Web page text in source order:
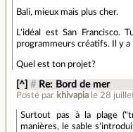
Bali, mieux mais plus cher.
L'idéal est San Francisco.
programmeurs créatifs. Il y a
Quel est ton projet?
[^] # Re: Bord de mer
Posté par khivapia le 28
Surtout pas à la plage
manières, le sable